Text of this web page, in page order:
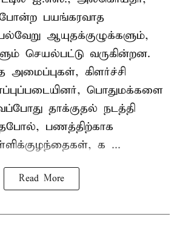
பயங்கரவாத
ஆயுதக்குழுக்களும்,
செயல்பட்டு வருகின்றன.
கிளர்ச்சி
பொதுமக்களை
தாக்குதல் நடத்தி
பணத்திற்காக
க ...
Read More